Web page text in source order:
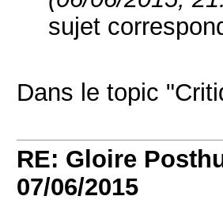
sujet
Dans le topic
RE: Gloire
07/06/2015